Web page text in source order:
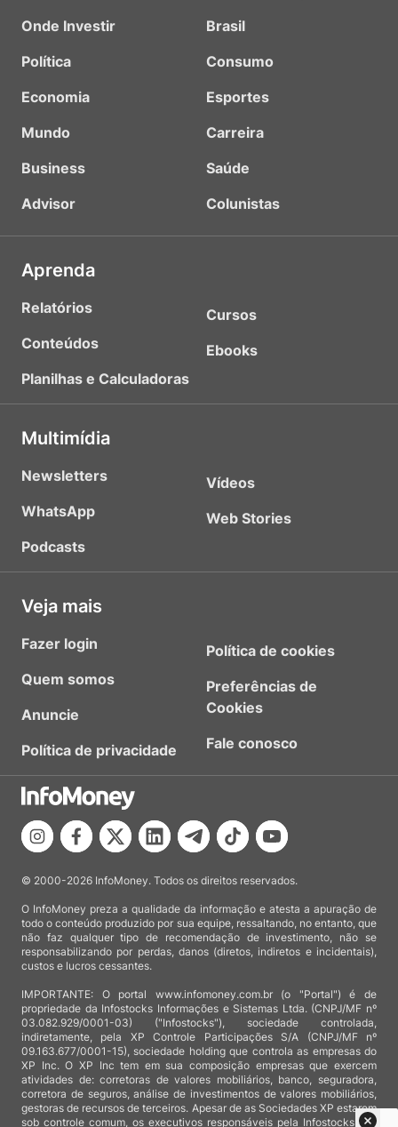
Onde Investir
Política
Economia
Mundo
Business
Advisor
Brasil
Consumo
Esportes
Carreira
Saúde
Colunistas
Aprenda
Relatórios
Conteúdos
Planilhas e Calculadoras
Cursos
Ebooks
Multimídia
Newsletters
WhatsApp
Podcasts
Vídeos
Web Stories
Veja mais
Fazer login
Quem somos
Anuncie
Política de privacidade
Política de cookies
Preferências de
Cookies
Fale conosco
© 2000-2026 InfoMoney. Todos os direitos reservados.
O InfoMoney preza a qualidade da informação e atesta a apuração de
todo o conteúdo produzido por sua equipe, ressaltando, no entanto, que
não faz qualquer tipo de recomendação de investimento, não se
responsabilizando por perdas, danos (diretos, indiretos e incidentais),
custos e lucros cessantes.
IMPORTANTE: O portal www.infomoney.com.br (o "Portal") é de
propriedade da Infostocks Informações e Sistemas Ltda. (CNPJ/MF nº
03.082.929/0001-03) ("Infostocks"), sociedade controlada,
indiretamente, pela XP Controle Participações S/A (CNPJ/MF nº
09.163.677/0001-15), sociedade holding que controla as empresas do
XP Inc. O XP Inc tem em sua composição empresas que exercem
atividades de: corretoras de valores mobiliários, banco, seguradora,
corretora de seguros, análise de investimentos de valores mobiliários,
gestoras de recursos de terceiros. Apesar de as Sociedades XP estarem
sob controle comum, os executivos responsáveis pela Infostocks são